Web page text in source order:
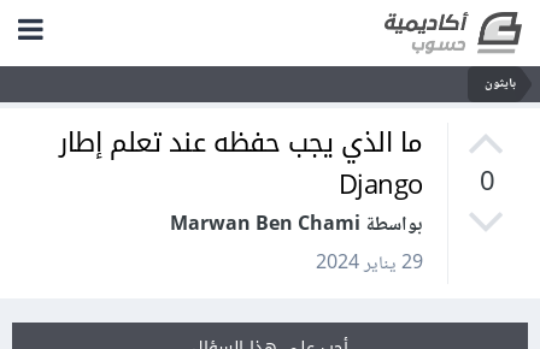
بايثون
0
ما الذي يجب حفظه عند تعلم إطار
Django
بواسطة Marwan Ben Chami
29 يناير 2024